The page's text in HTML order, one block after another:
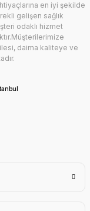
en iyi şekilde
gelişen sağlık
odaklı hizmet
daima kaliteye ve